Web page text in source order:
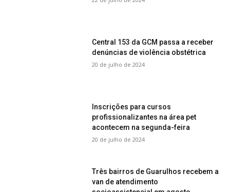
Central 153 da GCM passa a receber
denúncias de violência obstétrica
20 de julho de 2024
Inscrições para cursos
profissionalizantes na área pet
acontecem na segunda-feira
20 de julho de 2024
Três bairros de Guarulhos recebem a
van de atendimento